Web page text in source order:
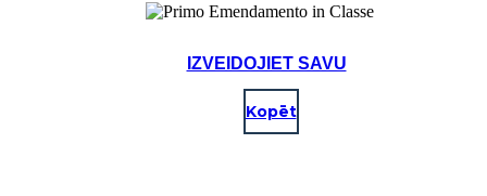
IZVEIDOJIET SAVU
Kopēt